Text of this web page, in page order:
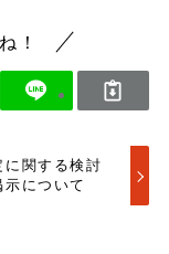
！
に関する検討
示について